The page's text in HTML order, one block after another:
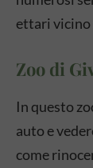
ettari vicino
Zoo di
In questo
auto e
come